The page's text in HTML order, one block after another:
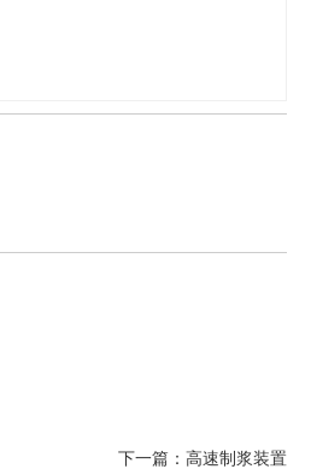
下一篇： 高速制浆装置